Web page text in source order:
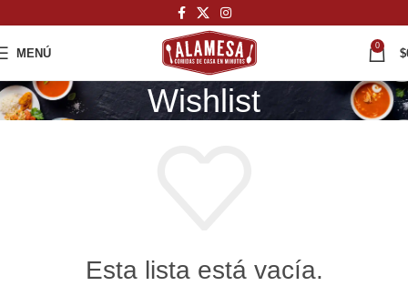
MENÚ
0
$
Wishlist
Esta lista está vacía.